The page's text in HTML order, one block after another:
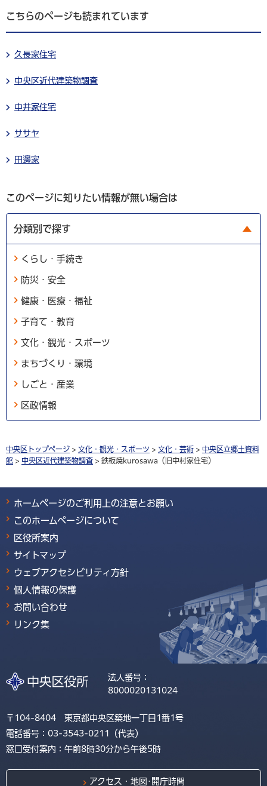
こちらのページも読まれています
久長家住宅
中央区近代建築物調査
中井家住宅
ササヤ
田邊家
このページに知りたい情報が無い場合は
分類別で探す
くらし・手続き
防災・安全
健康・医療・福祉
子育て・教育
文化・観光・スポーツ
まちづくり・環境
しごと・産業
区政情報
中央区トップページ > 文化・観光・スポーツ > 文化・芸術 > 中央区立郷土資料
館 > 中央区近代建築物調査 > 鉄板焼kurosawa（旧中村家住宅）
ホームページのご利用上の注意とお願い
このホームページについて
区役所案内
サイトマップ
ウェブアクセシビリティ方針
個人情報の保護
お問い合わせ
リンク集
法人番号：
8000020131024
〒104-8404 東京都中央区築地一丁目1番1号
電話番号：03-3543-0211（代表）
窓口受付案内：午前8時30分から午後5時
アクセス・地図･開庁時間